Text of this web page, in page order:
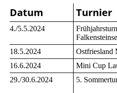
Datum Turnier
4./5.5.2024
18.5.2024
Ostfriesland
16.6.2024
Mini Cup
29./30.6.2024
5.